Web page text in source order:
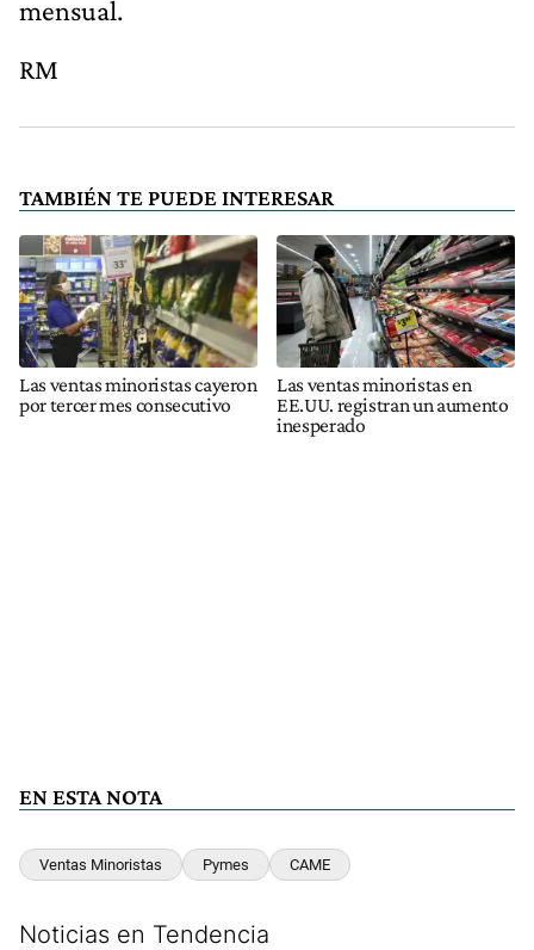
mensual.
RM
TAMBIÉN TE PUEDE INTERESAR
Las ventas minoristas cayeron
por tercer mes consecutivo
Las ventas minoristas en
EE.UU. registran un aumento
inesperado
EN ESTA NOTA
Ventas Minoristas Pymes CAME
Noticias en Tendencia